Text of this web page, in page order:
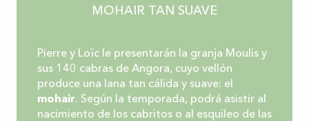
MOHAIR TAN SUAVE
Pierre y Loïc le presentarán la granja Moulis y
sus 140 cabras de Angora, cuyo vellón
produce una lana tan cálida y suave: el
mohair. Según la temporada, podrá asistir al
nacimiento de los cabritos o al esquileo de las